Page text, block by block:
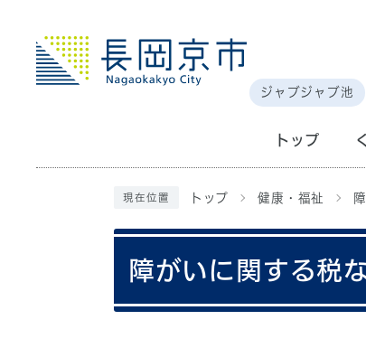
ジャブジャブ池
トップ
現在位置 トップ 健康・福祉
障がいに関する税